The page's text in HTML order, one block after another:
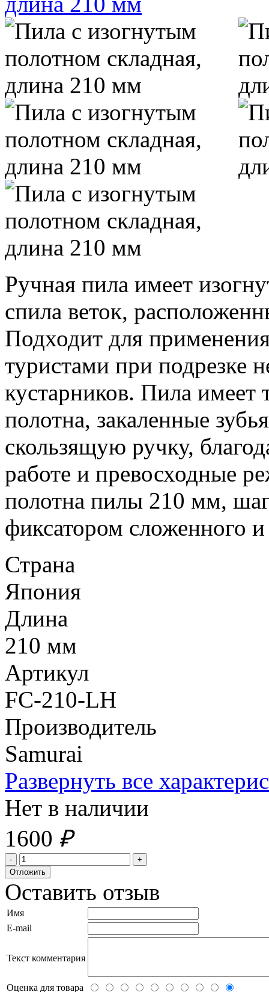
Ручная пила имеет
спила веток,
Подходит для
туристами при подрезке
кустарников. Пила
полотна, закаленные
скользящую ручку,
работе и превосходные
полотна пилы 210 мм,
фиксатором сложенного
Страна
Япония
Длина
210 мм
Артикул
FC-210-LH
Производитель
Samurai
Развернуть все
Нет в наличии
1600 ₽
Оставить отзыв
Имя
E-mail
Текст комментария
Оценка для товара